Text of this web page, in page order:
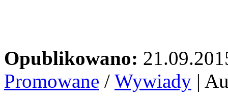
Opublikowano:
Promowane / Wywiady |